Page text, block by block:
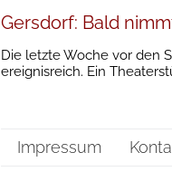
Gersdorf: Bald
Die letzte Woche vor den
ereignisreich. Ein
Impressum